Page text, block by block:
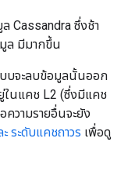
Cassandra ซึ่งช้า
ล มีมากขึ้น
บบจะลบข้อมูลนั้นออก
ในแคช L2 (ซึ่งมีแคช
วามรายอื่นจะยัง
ระดับแคชถาวร เพื่อดู